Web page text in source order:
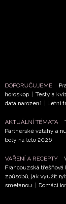
Přihlášením k
potvrzujete,
ochrany
vyhodnocení
Chcete
DOPORUČUJEME
horoskop | Testy a
data narození | Letní
AKTUÁLNÍ TÉMATA
Partnerské vztahy a
boty na léto 2026
VAŘENÍ A RECEPTY
Francouzská třešňová
způsobů, jak využít
smetanou | Domácí